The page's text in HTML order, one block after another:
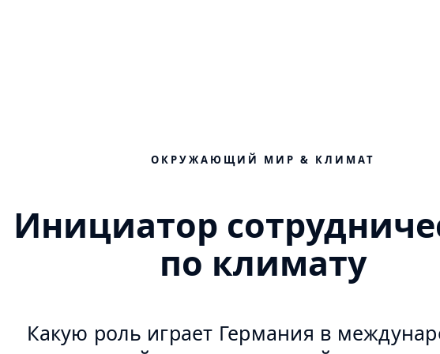
ОКРУЖАЮЩИЙ МИР & КЛИМАТ
Инициатор
по климату
Какую роль играет Германия в